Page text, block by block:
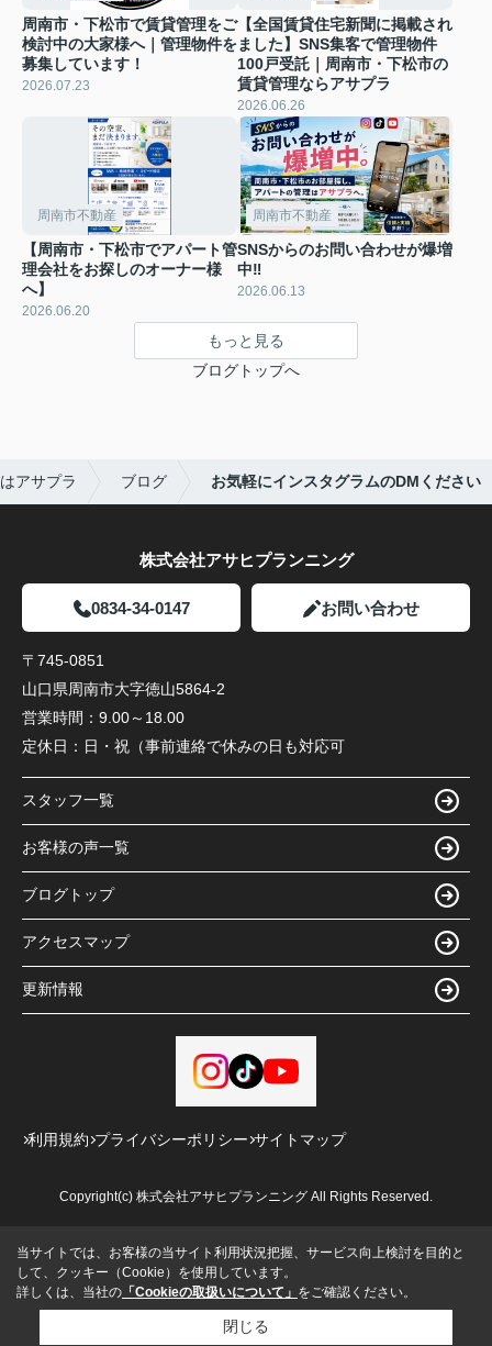
周南市・下松市で賃貸管理をご
検討中の大家様へ｜管理物件を
募集しています！
2026.07.23
【全国賃貸住宅新聞に掲載され
ました】SNS集客で管理物件
100戸受託｜周南市・下松市の
賃貸管理ならアサプラ
2026.06.26
周南市不動産
【周南市・下松市でアパート管
理会社をお探しのオーナー様
へ】
2026.06.20
周南市不動産
SNSからのお問い合わせが爆増
中‼
2026.06.13
もっと見る
ブログトップへ
アサプラ ブログ お気軽にインスタグラムのDMください
株式会社アサヒプランニング
0834-34-0147 お問い合わせ
〒745-0851
山口県周南市大字徳山5864-2
営業時間： 9.00～18.00
定休日： 日・祝（事前連絡で休みの日も対応可
スタッフ一覧
お客様の声一覧
ブログトップ
アクセスマップ
更新情報
利用規約 プライバシーポリシー サイトマップ
Copyright(c) 株式会社アサヒプランニング All Rights Reserved.
当サイトでは、お客様の当サイト利用状況把握、サービス向上検討を目的と
して、クッキー（Cookie）を使用しています。
詳しくは、当社の 「Cookieの取扱いについて」 をご確認ください。
閉じる